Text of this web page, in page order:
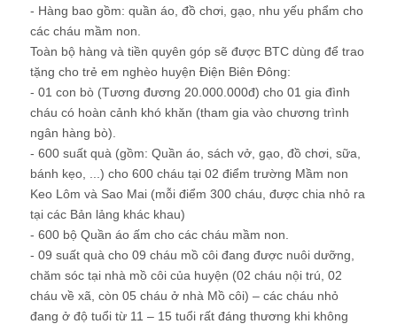
- Hàng bao gồm: quần áo, đồ chơi, gạo, nhu yếu phẩm cho
các cháu mầm non.
Toàn bộ hàng và tiền quyên góp sẽ được BTC dùng để trao
tặng cho trẻ em nghèo huyện Điện Biên Đông:
- 01 con bò (Tương đương 20.000.000đ) cho 01 gia đình
cháu có hoàn cảnh khó khăn (tham gia vào chương trình
ngân hàng bò).
- 600 suất quà (gồm: Quần áo, sách vở, gạo, đồ chơi, sữa,
bánh kẹo, ...) cho 600 cháu tại 02 điểm trường Mầm non
Keo Lôm và Sao Mai (mỗi điểm 300 cháu, được chia nhỏ ra
tại các Bản lảng khác khau)
- 600 bộ Quần áo ấm cho các cháu mầm non.
- 09 suất quà cho 09 cháu mồ côi đang được nuôi dưỡng,
chăm sóc tại nhà mồ côi của huyện (02 cháu nội trú, 02
cháu về xã, còn 05 cháu ở nhà Mồ côi) – các cháu nhỏ
đang ở độ tuổi từ 11 – 15 tuổi rất đáng thương khi không